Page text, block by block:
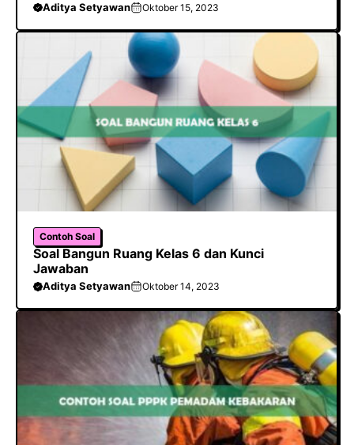
Aditya Setyawan Oktober 15, 2023
Contoh Soal
Soal Bangun Ruang Kelas 6 dan Kunci
Jawaban
Aditya Setyawan Oktober 14, 2023